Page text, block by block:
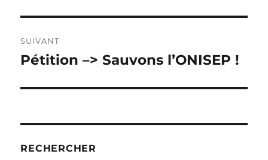
SUIVANT
Publication
Pétition –> Sauvons l’ONISEP !
RECHERCHER